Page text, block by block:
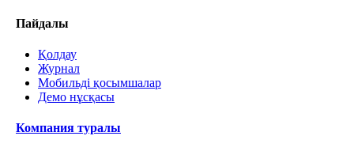
Пайдалы
Қолдау
Журнал
Мобильді қосымшалар
Демо нұсқасы
Компания туралы